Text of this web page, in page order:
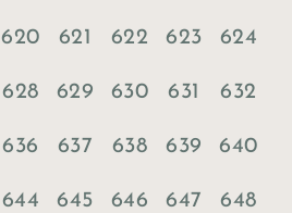
620 621 622 623 624
628 629 630 631 632
636 637 638 639 640
644 645 646 647 648